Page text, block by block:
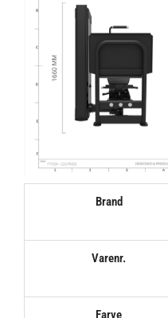
Brand
Varenr.
Farve